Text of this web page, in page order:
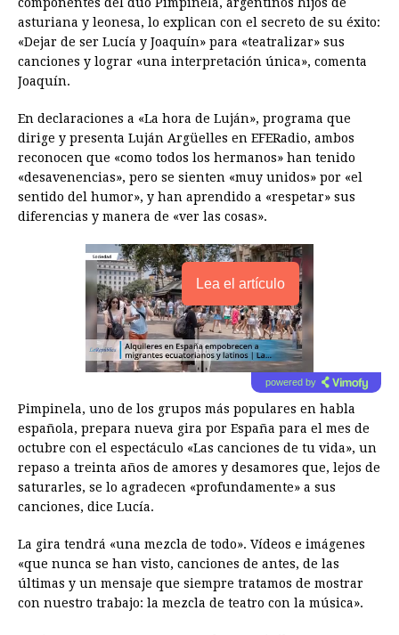
componentes del dúo Pimpinela, argentinos hijos de
asturiana y leonesa, lo explican con el secreto de su éxito:
«Dejar de ser Lucía y Joaquín» para «teatralizar» sus
canciones y lograr «una interpretación única», comenta
Joaquín.
En declaraciones a «La hora de Luján», programa que
dirige y presenta Luján Argüelles en EFERadio, ambos
reconocen que «como todos los hermanos» han tenido
«desavenencias», pero se sienten «muy unidos» por «el
sentido del humor», y han aprendido a «respetar» sus
diferencias y manera de «ver las cosas».
Lea el artículo
powered by
Pimpinela, uno de los grupos más populares en habla
española, prepara nueva gira por España para el mes de
octubre con el espectáculo «Las canciones de tu vida», un
repaso a treinta años de amores y desamores que, lejos de
saturarles, se lo agradecen «profundamente» a sus
canciones, dice Lucía.
La gira tendrá «una mezcla de todo». Vídeos e imágenes
«que nunca se han visto, canciones de antes, de las
últimas y un mensaje que siempre tratamos de mostrar
con nuestro trabajo: la mezcla de teatro con la música».